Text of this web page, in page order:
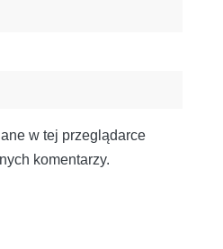
w tej przeglądarce
komentarzy.